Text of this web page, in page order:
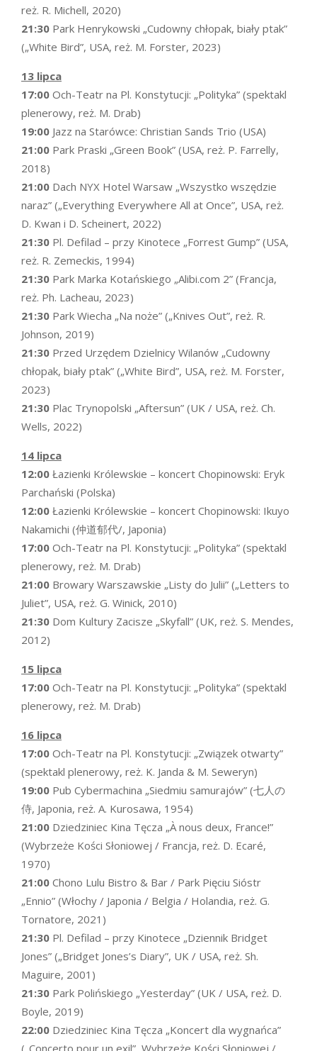
reż. R. Michell, 2020)
21:30 Park Henrykowski „Cudowny chłopak, biały ptak”
(„White Bird”, USA, reż. M. Forster, 2023)
13 lipca
17:00 Och-Teatr na Pl. Konstytucji: „Polityka” (spektakl
plenerowy, reż. M. Drab)
19:00 Jazz na Starówce: Christian Sands Trio (USA)
21:00 Park Praski „Green Book” (USA, reż. P. Farrelly,
2018)
21:00 Dach NYX Hotel Warsaw „Wszystko wszędzie
naraz” („Everything Everywhere All at Once”, USA, reż.
D. Kwan i D. Scheinert, 2022)
21:30 Pl. Defilad – przy Kinotece „Forrest Gump” (USA,
reż. R. Zemeckis, 1994)
21:30 Park Marka Kotańskiego „Alibi.com 2” (Francja,
reż. Ph. Lacheau, 2023)
21:30 Park Wiecha „Na noże” („Knives Out”, reż. R.
Johnson, 2019)
21:30 Przed Urzędem Dzielnicy Wilanów „Cudowny
chłopak, biały ptak” („White Bird”, USA, reż. M. Forster,
2023)
21:30 Plac Trynopolski „Aftersun” (UK / USA, reż. Ch.
Wells, 2022)
14 lipca
12:00 Łazienki Królewskie – koncert Chopinowski: Eryk
Parchański (Polska)
12:00 Łazienki Królewskie – koncert Chopinowski: Ikuyo
Nakamichi (仲道郁代/, Japonia)
17:00 Och-Teatr na Pl. Konstytucji: „Polityka” (spektakl
plenerowy, reż. M. Drab)
21:00 Browary Warszawskie „Listy do Julii” („Letters to
Juliet”, USA, reż. G. Winick, 2010)
21:30 Dom Kultury Zacisze „Skyfall” (UK, reż. S. Mendes,
2012)
15 lipca
17:00 Och-Teatr na Pl. Konstytucji: „Polityka” (spektakl
plenerowy, reż. M. Drab)
16 lipca
17:00 Och-Teatr na Pl. Konstytucji: „Związek otwarty”
(spektakl plenerowy, reż. K. Janda & M. Seweryn)
19:00 Pub Cybermachina „Siedmiu samurajów” (七人の
侍, Japonia, reż. A. Kurosawa, 1954)
21:00 Dziedziniec Kina Tęcza „À nous deux, France!”
(Wybrzeże Kości Słoniowej / Francja, reż. D. Ecaré,
1970)
21:00 Chono Lulu Bistro & Bar / Park Pięciu Sióstr
„Ennio” (Włochy / Japonia / Belgia / Holandia, reż. G.
Tornatore, 2021)
21:30 Pl. Defilad – przy Kinotece „Dziennik Bridget
Jones” („Bridget Jones’s Diary”, UK / USA, reż. Sh.
Maguire, 2001)
21:30 Park Polińskiego „Yesterday” (UK / USA, reż. D.
Boyle, 2019)
22:00 Dziedziniec Kina Tęcza „Koncert dla wygnańca”